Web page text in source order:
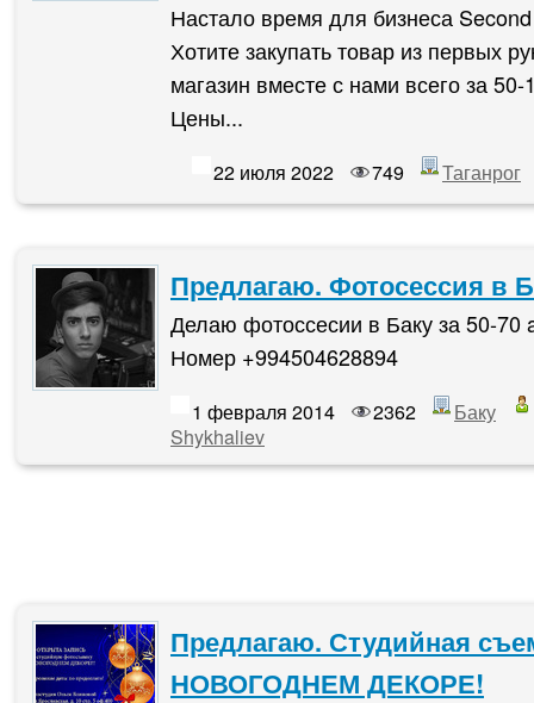
Настало время для бизнеса
Хотите закупать товар из первых
магазин вместе с нами всего за 50-
Цены...
22 июля 2022 749 Таганрог
Предлагаю. Фотосессия в
Делаю фотоссесии в Баку за 50-70
Номер +994504628894
1 февраля 2014 2362
Баку
Shykhaliev
Предлагаю. Студийная
НОВОГОДНЕМ ДЕКОРЕ!